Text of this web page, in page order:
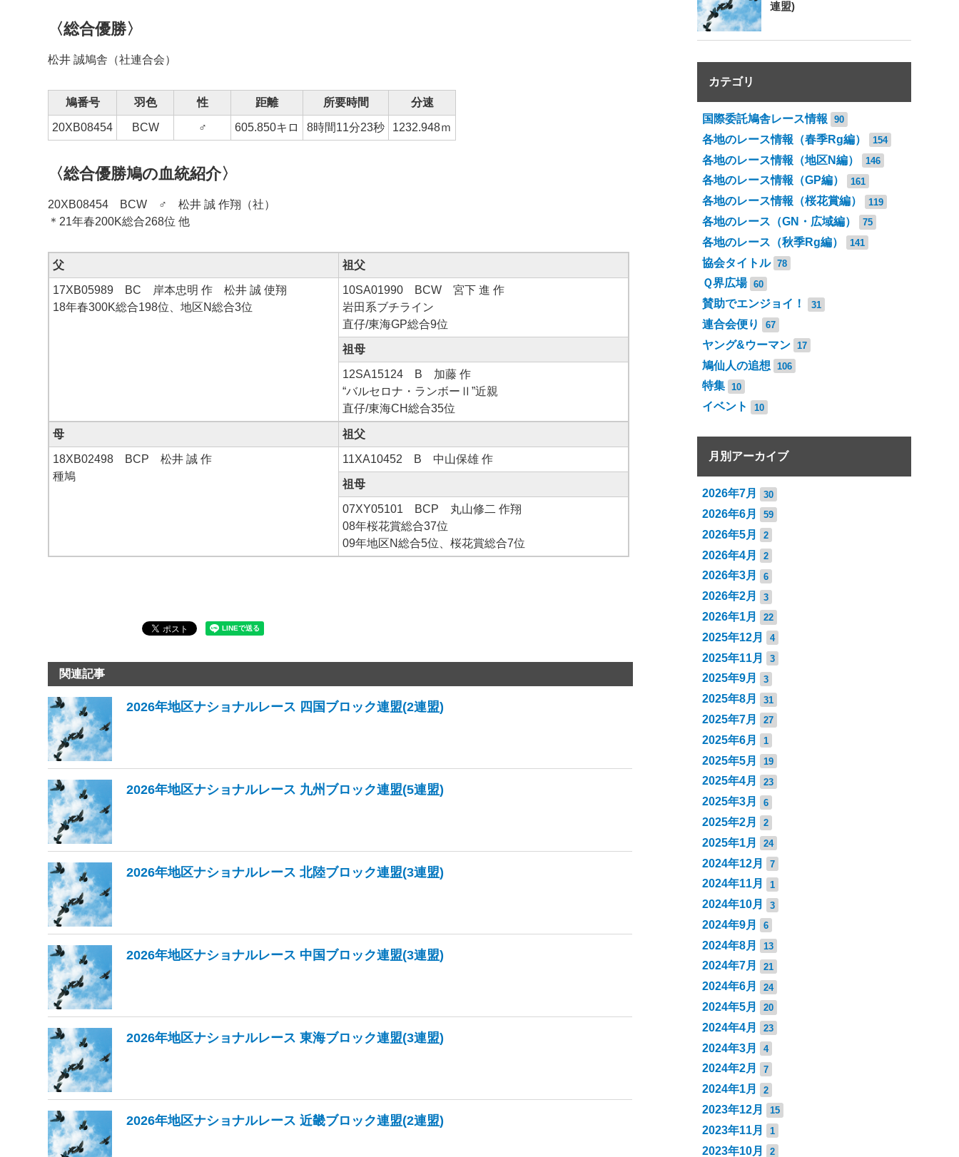
〈総合優勝〉
松井 誠鳩舎（社連合会）
鳩番号 羽色 性 距離 所要時間 分速
20XB08454 BCW ♂ 605.850キロ 8時間11分23秒 1232.948ｍ
〈総合優勝鳩の血統紹介〉
20XB08454 BCW ♂ 松井 誠 作翔（社）
＊21年春200K総合268位 他
父 祖父
17XB05989 BC 岸本忠明 作 松井 誠 使翔
18年春300K総合198位、地区N総合3位
10SA01990 BCW 宮下 進 作
岩田系ブチライン
直仔/東海GP総合9位
祖母
12SA15124 B 加藤 作
“バルセロナ・ランボーⅡ”近親
直仔/東海CH総合35位
母 祖父
18XB02498 BCP 松井 誠 作
種鳩
11XA10452 B 中山保雄 作
祖母
07XY05101 BCP 丸山修二 作翔
08年桜花賞総合37位
09年地区N総合5位、桜花賞総合7位
関連記事
2026年地区ナショナルレース 四国ブロック連盟(2連盟)
2026年地区ナショナルレース 九州ブロック連盟(5連盟)
2026年地区ナショナルレース 北陸ブロック連盟(3連盟)
2026年地区ナショナルレース 中国ブロック連盟(3連盟)
2026年地区ナショナルレース 東海ブロック連盟(3連盟)
2026年地区ナショナルレース 近畿ブロック連盟(2連盟)
連盟)
カテゴリ
国際委託鳩舎レース情報 90
各地のレース情報（春季Rg編） 154
各地のレース情報（地区N編） 146
各地のレース情報（GP編） 161
各地のレース情報（桜花賞編） 119
各地のレース（GN・広域編） 75
各地のレース（秋季Rg編） 141
協会タイトル 78
Ｑ界広場 60
賛助でエンジョイ！ 31
連合会便り 67
ヤング&ウーマン 17
鳩仙人の追想 106
特集 10
イベント 10
月別アーカイブ
2026年7月 30
2026年6月 59
2026年5月 2
2026年4月 2
2026年3月 6
2026年2月 3
2026年1月 22
2025年12月 4
2025年11月 3
2025年9月 3
2025年8月 31
2025年7月 27
2025年6月 1
2025年5月 19
2025年4月 23
2025年3月 6
2025年2月 2
2025年1月 24
2024年12月 7
2024年11月 1
2024年10月 3
2024年9月 6
2024年8月 13
2024年7月 21
2024年6月 24
2024年5月 20
2024年4月 23
2024年3月 4
2024年2月 7
2024年1月 2
2023年12月 15
2023年11月 1
2023年10月 2